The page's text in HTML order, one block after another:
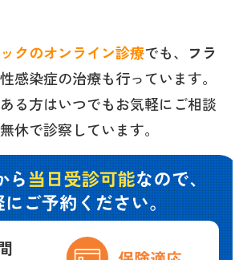
クのオンライン診療でも、
フラ
感染症の治療も行っています。
る方はいつでもお気軽にご相談
休で診察しています。